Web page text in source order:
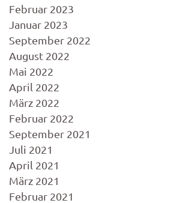
Februar 2023
Januar 2023
September 2022
August 2022
Mai 2022
April 2022
März 2022
Februar 2022
September 2021
Juli 2021
April 2021
März 2021
Februar 2021